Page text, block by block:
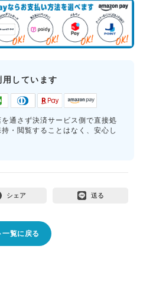
しています
通さず決済サービス側で直接処
・閲覧することはなく、安心し
シェア 送る
覧に戻る